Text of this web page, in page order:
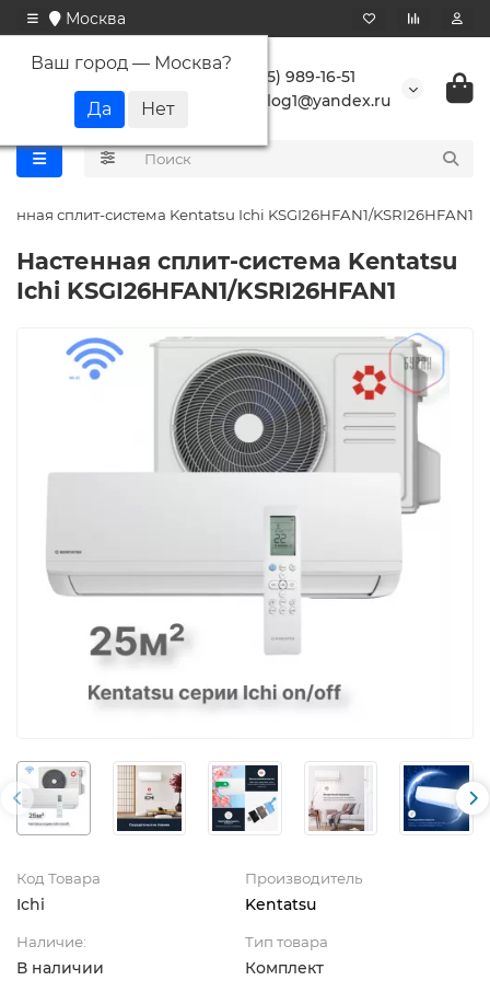
Москва
Ваш город — Москва?
+7 (495) 989-16-51
buranlog1@yandex.ru
сплит-система Kentatsu Ichi KSGI26HFAN1/KSRI26HFAN1
Настенная сплит-система Kentatsu
Ichi KSGI26HFAN1/KSRI26HFAN1
Код Товара
Ichi
Производитель
Kentatsu
Наличие:
В наличии
Тип товара
Комплект